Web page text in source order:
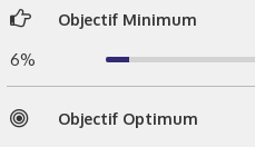
Objectif Minimum
6%
Objectif Optimum